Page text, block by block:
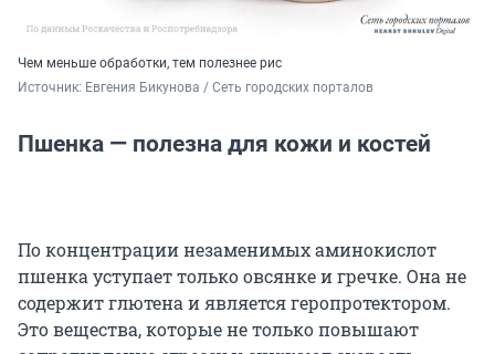
Чем меньше обработки, тем полезнее рис
Источник: Евгения Бикунова / Сеть городских порталов
Пшенка — полезна для кожи и костей
По концентрации незаменимых аминокислот
пшенка уступает только овсянке и гречке. Она не
содержит глютена и является геропротектором.
Это вещества, которые не только повышают